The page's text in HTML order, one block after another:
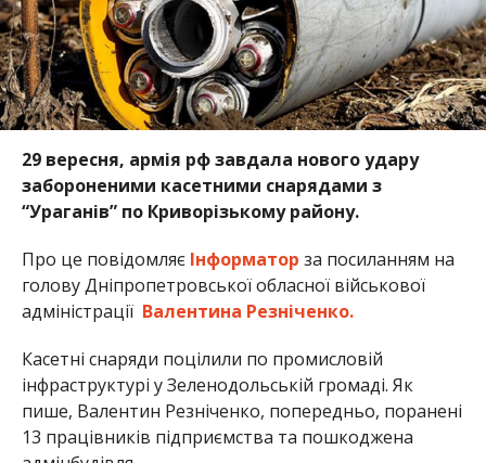
29 вересня, армія рф завдала нового удару
забороненими касетними снарядами з
“Ураганів” по Криворізькому району.
Про це повідомляє Інформатор за посиланням на
голову Дніпропетровської обласної військової
адміністрації Валентина Резніченко.
Касетні снаряди поцілили по промисловій
інфраструктурі у Зеленодольській громаді. Як
пише, Валентин Резніченко, попередньо, поранені
13 працівників підприємства та пошкоджена